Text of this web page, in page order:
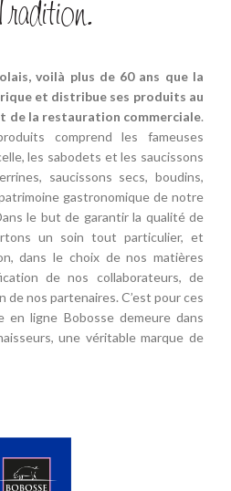
voilà plus de 60 ans que la
et distribue ses produits au
de la restauration commerciale.
comprend les fameuses
les sabodets et les saucissons
saucissons secs, boudins,
gastronomique de notre
le but de garantir la qualité de
un soin tout particulier, et
dans le choix de nos matières
de nos collaborateurs, de
de nos partenaires. C’est pour ces
en ligne Bobosse demeure dans
une véritable marque de